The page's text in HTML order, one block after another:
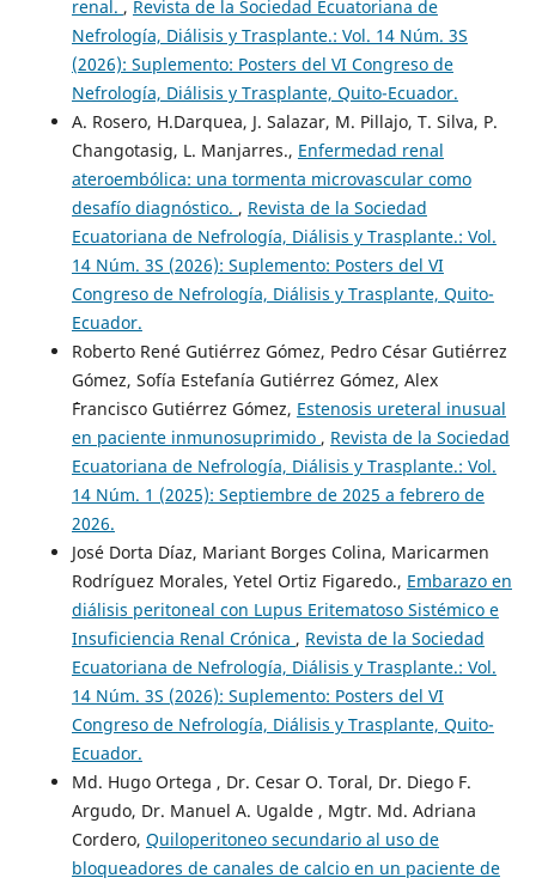
renal. , Revista de la Sociedad Ecuatoriana de
Nefrología, Diálisis y Trasplante.: Vol. 14 Núm. 3S
(2026): Suplemento: Posters del VI Congreso de
Nefrología, Diálisis y Trasplante, Quito-Ecuador.
A. Rosero, H.Darquea, J. Salazar, M. Pillajo, T. Silva, P.
Changotasig, L. Manjarres., Enfermedad renal
ateroembólica: una tormenta microvascular como
desafío diagnóstico. , Revista de la Sociedad
Ecuatoriana de Nefrología, Diálisis y Trasplante.: Vol.
14 Núm. 3S (2026): Suplemento: Posters del VI
Congreso de Nefrología, Diálisis y Trasplante, Quito-
Ecuador.
Roberto René Gutiérrez Gómez, Pedro César Gutiérrez
Gómez, Sofía Estefanía Gutiérrez Gómez, Alex
´Francisco Gutiérrez Gómez, Estenosis ureteral inusual
en paciente inmunosuprimido , Revista de la Sociedad
Ecuatoriana de Nefrología, Diálisis y Trasplante.: Vol.
14 Núm. 1 (2025): Septiembre de 2025 a febrero de
2026.
José Dorta Díaz, Mariant Borges Colina, Maricarmen
Rodríguez Morales, Yetel Ortiz Figaredo., Embarazo en
diálisis peritoneal con Lupus Eritematoso Sistémico e
Insuficiencia Renal Crónica , Revista de la Sociedad
Ecuatoriana de Nefrología, Diálisis y Trasplante.: Vol.
14 Núm. 3S (2026): Suplemento: Posters del VI
Congreso de Nefrología, Diálisis y Trasplante, Quito-
Ecuador.
Md. Hugo Ortega , Dr. Cesar O. Toral, Dr. Diego F.
Argudo, Dr. Manuel A. Ugalde , Mgtr. Md. Adriana
Cordero, Quiloperitoneo secundario al uso de
bloqueadores de canales de calcio en un paciente de